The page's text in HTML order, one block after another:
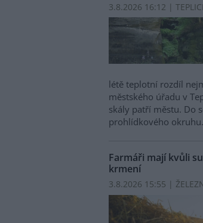
3.8.2026 16:12 |
létě teplotní rozdíl
městského úřadu v
skály patří městu. Do
prohlídkového okruhu.
Farmáři mají kvůli
krmení
3.8.2026 15:55 |